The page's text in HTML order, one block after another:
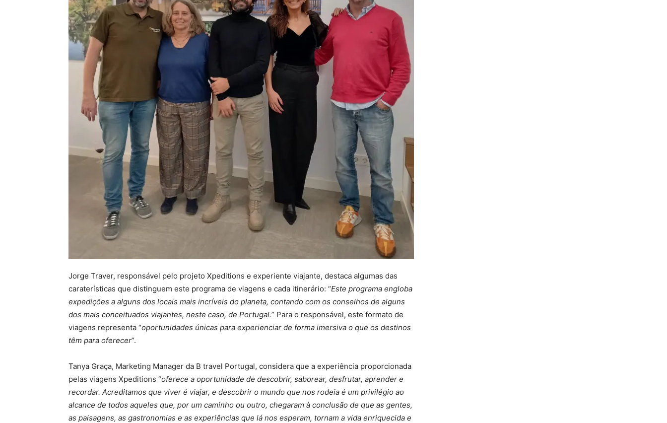
Jorge Traver, responsável pelo projeto Xpeditions e experiente viajante, destaca algumas das
caraterísticas que distinguem este programa de viagens e cada itinerário: “Este programa engloba
expedições a alguns dos locais mais incríveis do planeta, contando com os conselhos de alguns
dos mais conceituados viajantes, neste caso, de Portugal.” Para o responsável, este formato de
viagens representa “oportunidades únicas para experienciar de forma imersiva o que os destinos
têm para oferecer”.
Tanya Graça, Marketing Manager da B travel Portugal, considera que a experiência proporcionada
pelas viagens Xpeditions “oferece a oportunidade de descobrir, saborear, desfrutar, aprender e
recordar. Acreditamos que viver é viajar, e descobrir o mundo que nos rodeia é um privilégio ao
alcance de todos aqueles que, por um caminho ou outro, chegaram à conclusão de que as gentes,
as paisagens, as gastronomias e as experiências que lá nos esperam, tornam a vida enriquecida e